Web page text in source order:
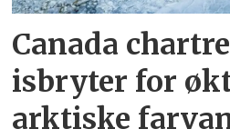
Canada
isbryter for
arktiske